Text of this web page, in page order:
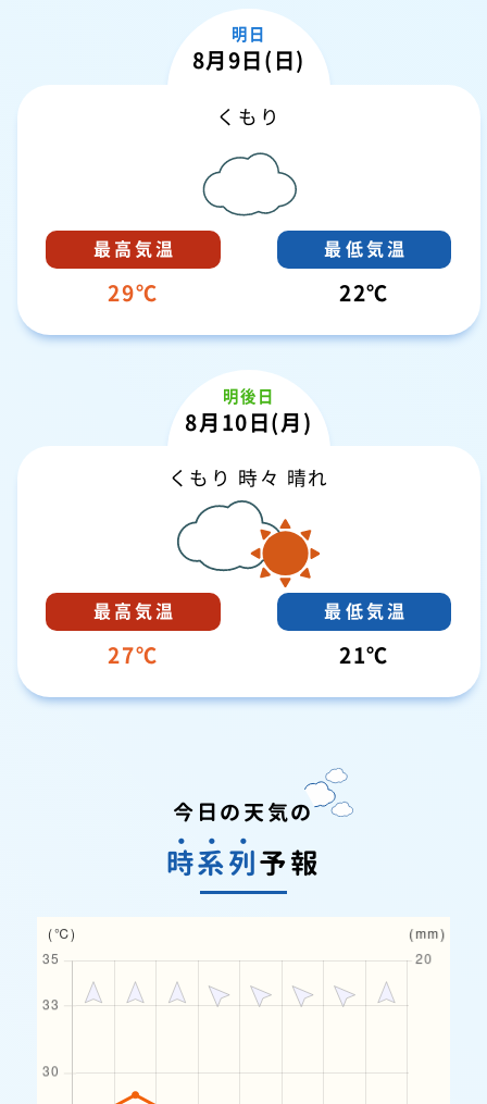
明日
8月9日(日)
くもり
29 22
明後日
8月10日(月)
くもり 時々 晴れ
27 21
今日の天気の
時系列予報